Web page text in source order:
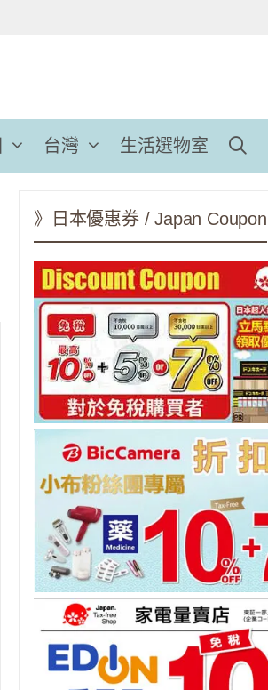
台灣 生活選物室
》日本優惠券 / Japan Coupon